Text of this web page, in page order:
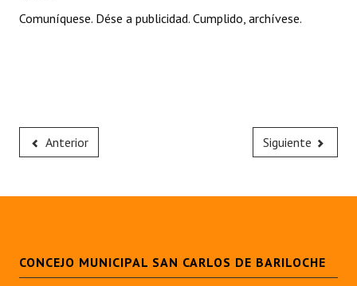
Comuníquese. Dése a publicidad. Cumplido, archívese.
Anterior Siguiente
CONCEJO MUNICIPAL SAN CARLOS DE BARILOCHE